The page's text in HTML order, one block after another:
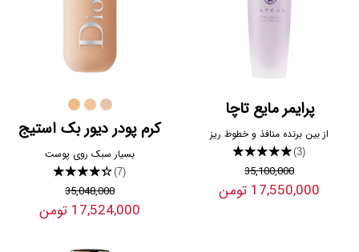
پرایمر مایع تاچا
از بین برنده منافذ و خطوط ریز
★★★★★(3)
35,100,000
17,550,000 تومن
کرم پودر دیور بک استیج
بسیار سبک روی پوست
★★★★★(7)
35,048,000
17,524,000 تومن